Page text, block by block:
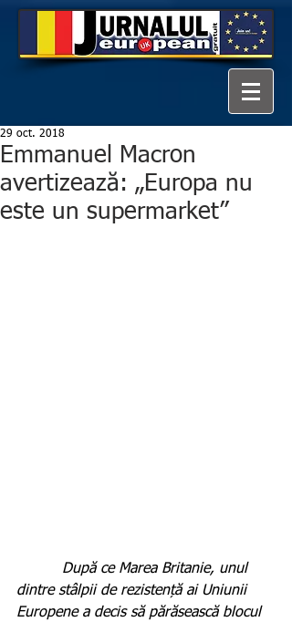
Emmanuel Macron
avertizează: „Europa nu
este un supermarket”
29 oct. 2018
dintre stâlpii de rezistență ai Uniunii
Europene a decis să părăsească blocul